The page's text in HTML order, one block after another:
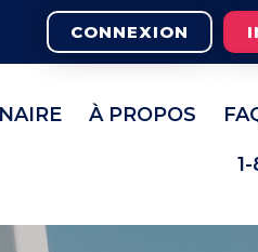
CONNEXION
À PROPOS